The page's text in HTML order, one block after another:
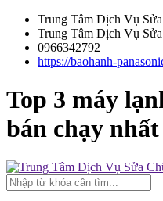
Trung Tâm Dịch Vụ
Trung Tâm Dịch Vụ
0966342792
https://baohanh-
Top 3 máy
bán chạy